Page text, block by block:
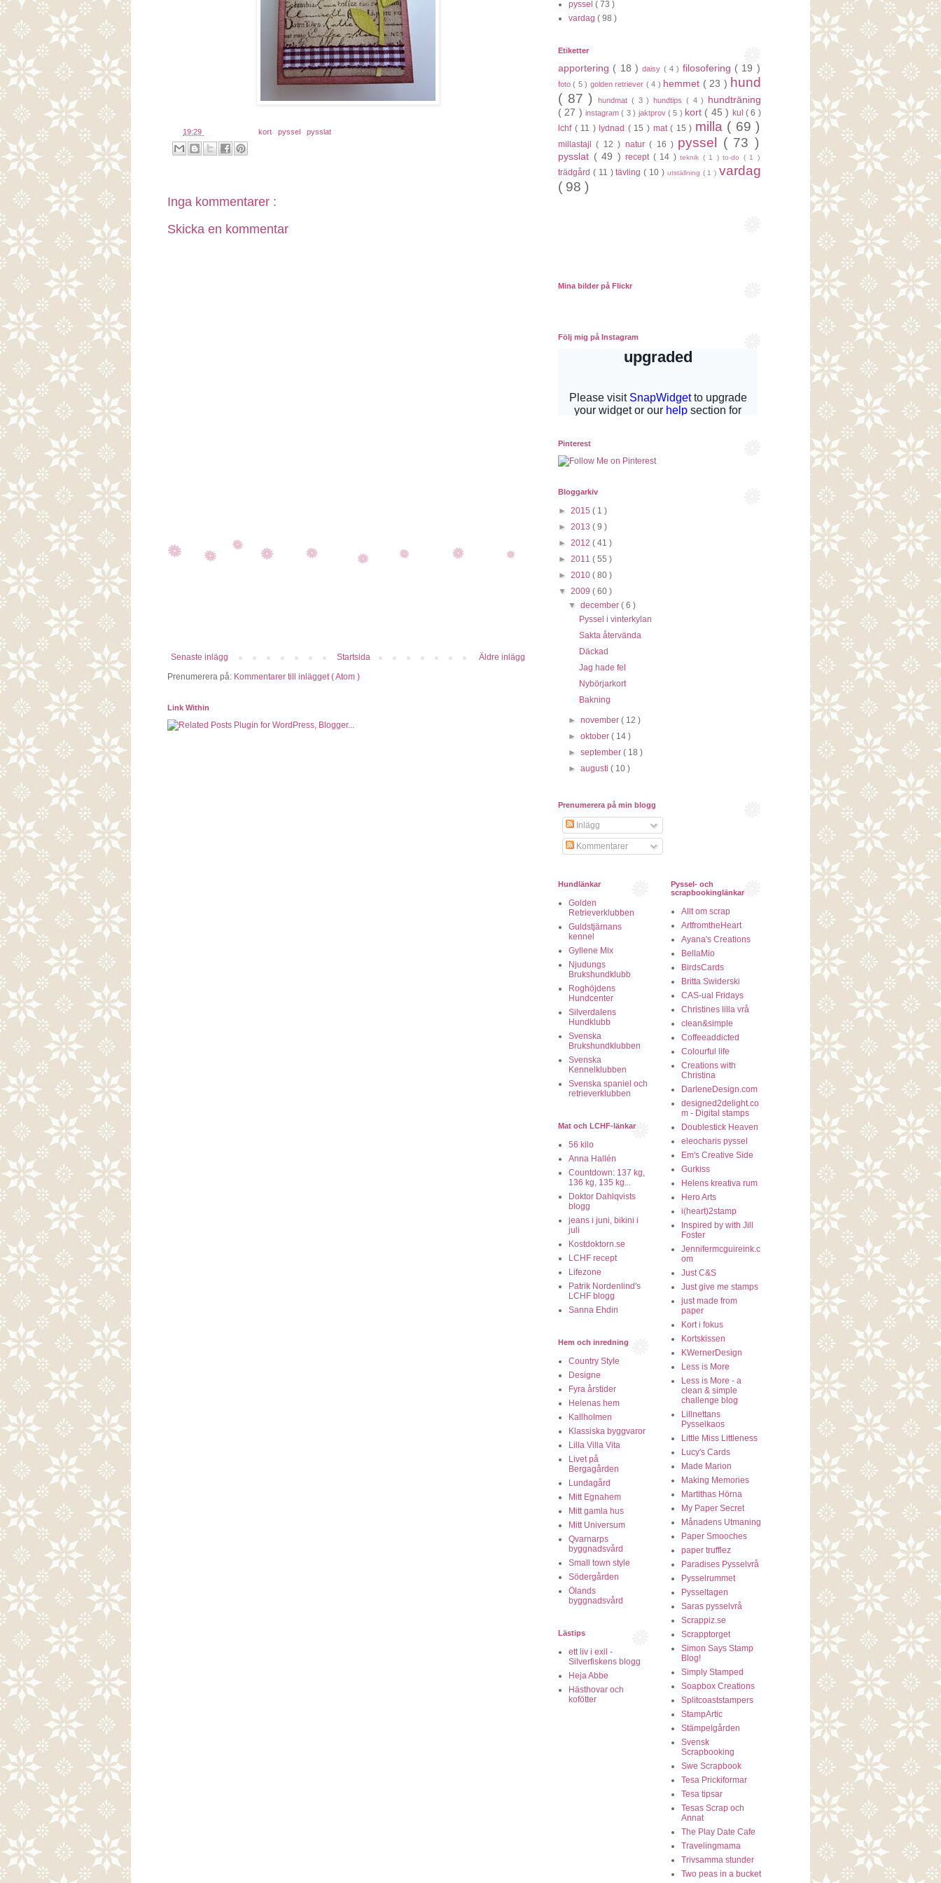
19:29 Etiketter:kort ,pyssel ,pysslat
Inga kommentarer :
Skicka en kommentar
Senaste inlägg Äldre inlägg
Startsida
Prenumerera på: Kommentarer till inlägget ( Atom )
Link Within
pyssel ( 73 )
vardag ( 98 )
Etiketter
apportering ( 18 )daisy ( 4 ) filosofering ( 19 )
foto( 5 ) golden retriever ( 4 ) hemmet ( 23 ) hund
( 87 )hundmat ( 3 ) hundtips ( 4 ) hundträning
( 27 )instagram( 3 ) jaktprov ( 5 ) kort ( 45 ) kul ( 6 )
lchf ( 11 ) lydnad ( 15 ) mat( 15 ) milla ( 69 )
millastajl( 12 ) natur( 16 ) pyssel ( 73 )
pysslat ( 49 ) recept ( 14 ) teknik ( 1 ) to-do ( 1 )
trädgård ( 11 )tävling( 10 ) utställning ( 1 ) vardag
( 98 )
Mina bilder på Flickr
Följ mig på Instagram
Pinterest
Bloggarkiv
► 2015 ( 1 )
► 2013 ( 9 )
► 2012 ( 41 )
► 2011 ( 55 )
► 2010 ( 80 )
▼ 2009 ( 60 )
▼december( 6 )
Pyssel i vinterkylan
Sakta återvända
Däckad
Jag hade fel
Nybörjarkort
Bakning
►november( 12 )
►oktober( 14 )
►september( 18 )
►augusti( 10 )
Prenumerera på min blogg
Inlägg
Kommentarer
Hundlänkar
Golden
Retrieverklubben
Guldstjärnans
kennel
Gyllene Mix
Njudungs
Brukshundklubb
Roghöjdens
Hundcenter
Silverdalens
Hundklubb
Svenska
Brukshundklubben
Svenska
Kennelklubben
Svenska spaniel och
retrieverklubben
Mat och LCHF-länkar
56 kilo
Anna Hallén
Countdown: 137 kg,
136 kg, 135 kg...
Doktor Dahlqvists
blogg
jeans i juni, bikini i
juli
Kostdoktorn.se
LCHF recept
Lifezone
Patrik Nordenlind's
LCHF blogg
Sanna Ehdin
Hem och inredning
Country Style
Designe
Fyra årstider
Helenas hem
Kallholmen
Klassiska byggvaror
Lilla Villa Vita
Livet på
Bergagården
Lundagård
Mitt Egnahem
Mitt gamla hus
Mitt Universum
Qvarnarps
byggnadsvård
Small town style
Södergården
Ölands
byggnadsvård
Lästips
ett liv i exil -
Silverfiskens blogg
Heja Abbe
Hästhovar och
kofötter
Pyssel- och
scrapbookinglänkar
Allt om scrap
ArtfromtheHeart
Ayana's Creations
BellaMio
BirdsCards
Britta Swiderski
CAS-ual Fridays
Christines lilla vrå
clean&simple
Coffeeaddicted
Colourful life
Creations with
Christina
DarleneDesign.com
designed2delight.co
m - Digital stamps
Doublestick Heaven
eleocharis pyssel
Em's Creative Side
Gurkiss
Helens kreativa rum
Hero Arts
i(heart)2stamp
Inspired by with Jill
Foster
Jennifermcguireink.c
om
Just C&S
Just give me stamps
just made from
paper
Kort i fokus
Kortskissen
KWernerDesign
Less is More
Less is More - a
clean & simple
challenge blog
Lillnettans
Pysselkaos
Little Miss Littleness
Lucy's Cards
Made Marion
Making Memories
Martithas Hörna
My Paper Secret
Månadens Utmaning
Paper Smooches
paper trufflez
Paradises Pysselvrå
Pysselrummet
Pysseltagen
Saras pysselvrå
Scrappiz.se
Scrapptorget
Simon Says Stamp
Blog!
Simply Stamped
Soapbox Creations
Splitcoaststampers
StampArtic
Stämpelgården
Svensk
Scrapbooking
Swe Scrapbook
Tesa Prickiformar
Tesa tipsar
Tesas Scrap och
Annat
The Play Date Cafe
Travelingmama
Trivsamma stunder
Two peas in a bucket